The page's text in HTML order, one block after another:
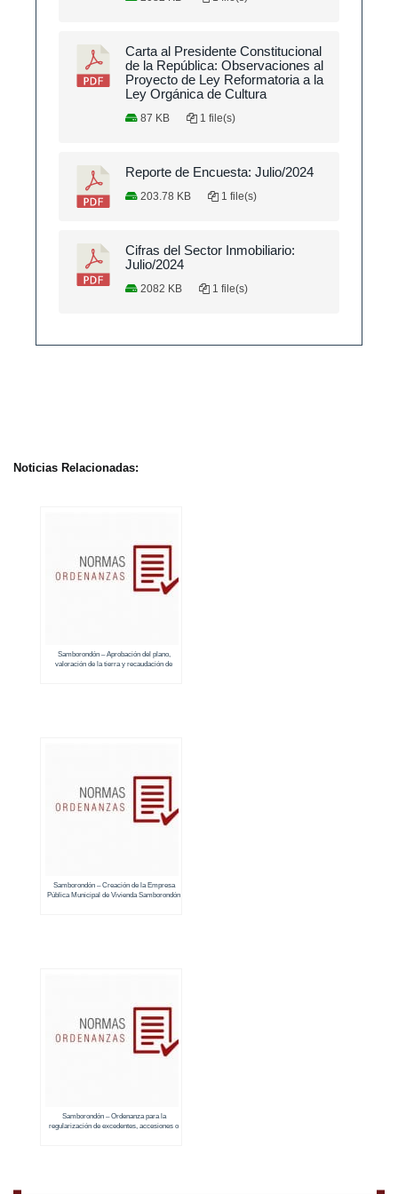
Carta al Presidente Constitucional
de la República: Observaciones al
Proyecto de Ley Reformatoria a la
Ley Orgánica de Cultura
87 KB 1 file(s)
Reporte de Encuesta: Julio/2024
203.78 KB 1 file(s)
Cifras del Sector Inmobiliario:
Julio/2024
2082 KB 1 file(s)
Noticias Relacionadas:
Samborondón – Aprobación del plano,
valoración de la tierra y recaudación de
Samborondón – Creación de la Empresa
Pública Municipal de Vivienda Samborondón
Samborondón – Ordenanza para la
regularización de excedentes, accesiones o